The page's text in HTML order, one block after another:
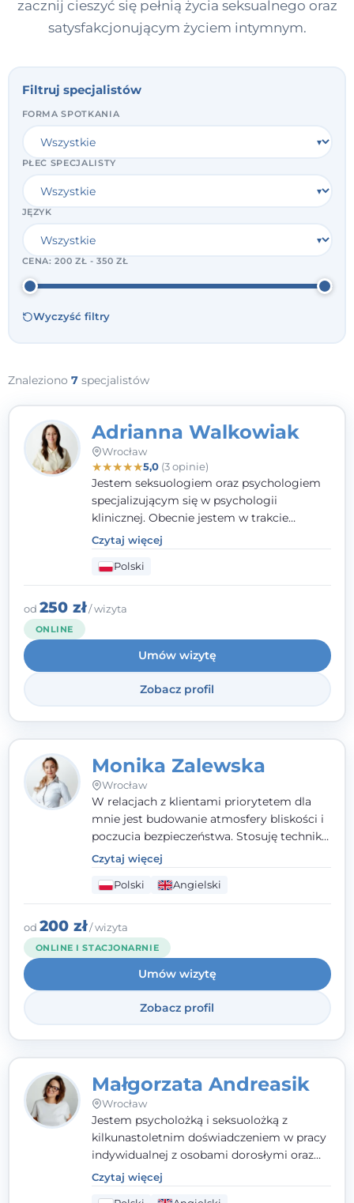
zacznij cieszyć się pełnią życia seksualnego oraz
satysfakcjonującym życiem intymnym.
Filtruj specjalistów
FORMA SPOTKANIA
PŁEĆ SPECJALISTY
JĘZYK
CENA:200 ZŁ - 350 ZŁ
Wyczyść filtry
Znaleziono 7 specjalistów
Adrianna Walkowiak
Wrocław
★★★★★5,0(3 opinie)
Jestem seksuologiem oraz psychologiem
specjalizującym się w psychologii
klinicznej. Obecnie jestem w trakcie
szkolenia na psychoterapeutę
systemowego. Posiadam status członka
nadzwyczajnego Wielkopolskiego
TowarzystwaTerapii Systemowejoraz
należę do Polskiego Towarzystwa
pierwszym miejscu stawiam budowanie
atmosfery bezpieczeństwa i zrozumienia w
relacjach z Klientami. Istotna dla nie jest
również koncentracja na dostępnych
zasobach.
Czytaj więcej
Polski
od 250 zł/ wizyta
ONLINE
Umów wizytę
Zobacz profil
Monika Zalewska
Wrocław
W relacjach z klientami priorytetem dla
mnie jest budowanie atmosfery bliskości i
poczucia bezpieczeństwa. Stosuję techniki
poznawczo-behawioralne oraz metody,
które koncentrują się na rozwiązaniach
(TSR). Te polegają na osiąganiu
zamierzonych celów (doprowadzeniu do
rozwiązania trudnych sytuacji) poprzez
identyfikowanie i wzmacnianie zasobów
oraz mocnych stron klienta. W swojej
pracy korzystam także z metod dialogu
motywacyjnego itreningu uważności.
Czytaj więcej
Polski Angielski
od 200 zł/ wizyta
ONLINE I STACJONARNIE
Umów wizytę
Zobacz profil
Małgorzata Andreasik
Wrocław
Jestem psycholożką i seksuolożką z
kilkunastoletnim doświadczeniem w pracy
indywidualnej z osobami dorosłymi oraz
parami. Specjalizuję się w obszarze zdrowia
seksualnego, żałoby, kryzysów życiowych i
Czytaj więcej